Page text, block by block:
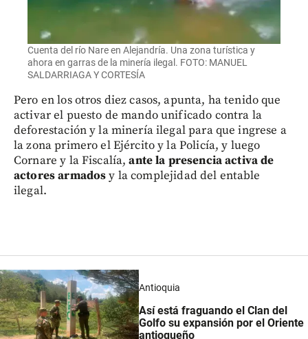
Cuenta del río Nare en Alejandría. Una zona turística y
ahora en garras de la minería ilegal. FOTO: MANUEL
SALDARRIAGA Y CORTESÍA
Pero en los otros diez casos, apunta, ha tenido que
activar el puesto de mando unificado contra la
deforestación y la minería ilegal para que ingrese a
la zona primero el Ejército y la Policía, y luego
Cornare y la Fiscalía, ante la presencia activa de
actores armadosy la complejidad del entable
ilegal.
Antioquia
Así está fraguando elClan del
Golfo su expansión por el Oriente
antioqueño